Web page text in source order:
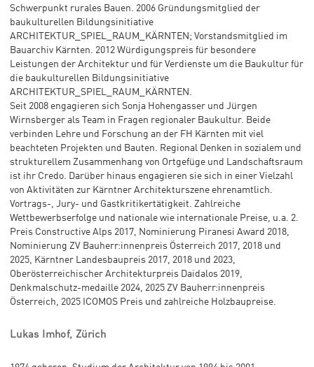
Schwerpunkt rurales Bauen. 2006 Gründungsmitglied der
baukulturellen Bildungsinitiative
ARCHITEKTUR_SPIEL_RAUM_KÄRNTEN; Vorstandsmitglied im
Bauarchiv Kärnten. 2012 Würdigungspreis für besondere
Leistungen der Architektur und für Verdienste um die Baukultur für
die baukulturellen Bildungsinitiative
ARCHITEKTUR_SPIEL_RAUM_KÄRNTEN.
Seit 2008 engagieren sich Sonja Hohengasser und Jürgen
Wirnsberger als Team in Fragen regionaler Baukultur. Beide
verbinden Lehre und Forschung an der FH Kärnten mit viel
beachteten Projekten und Bauten. Regional Denken in sozialem und
strukturellem Zusammenhang von Ortgefüge und Landschaftsraum
ist ihr Credo. Darüber hinaus engagieren sie sich in einer Vielzahl
von Aktivitäten zur Kärntner Architekturszene ehrenamtlich.
Vortrags-, Jury- und Gastkritikertätigkeit. Zahlreiche
Wettbewerbserfolge und nationale wie internationale Preise, u.a. 2.
Preis Constructive Alps 2017, Nominierung Piranesi Award 2018,
Nominierung ZV Bauherr:innenpreis Österreich 2017, 2018 und
2025, Kärntner Landesbaupreis 2017, 2018 und 2023,
Oberösterreichischer Architekturpreis Daidalos 2019,
Denkmalschutz-medaille 2024, 2025 ZV Bauherr:innenpreis
Österreich, 2025 ICOMOS Preis und zahlreiche Holzbaupreise.
Lukas Imhof, Zürich